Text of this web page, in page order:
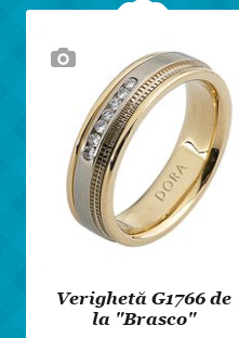
Verighetă G1766 de
la "Brasco"